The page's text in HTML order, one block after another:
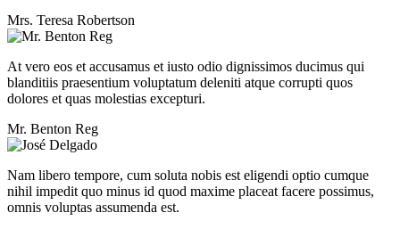
Mrs. Teresa Robertson
At vero eos et accusamus et iusto odio dignissimos ducimus qui
blanditiis praesentium voluptatum deleniti atque corrupti quos
dolores et quas molestias excepturi.
Mr. Benton Reg
Nam libero tempore, cum soluta nobis est eligendi optio cumque
nihil impedit quo minus id quod maxime placeat facere possimus,
omnis voluptas assumenda est.